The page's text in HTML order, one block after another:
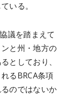
いる。
議を踏まえて
と州・地方の
としており、
るBRCA条項
のではないか